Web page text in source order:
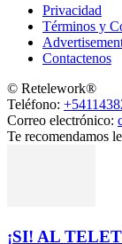
Privacidad
Términos y
Contactenos
© Retelework®
Teléfono:
Correo electrónico:
Te recomendamos
¡SI! AL